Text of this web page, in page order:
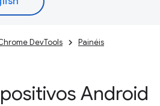
DevTools Painéis
Android